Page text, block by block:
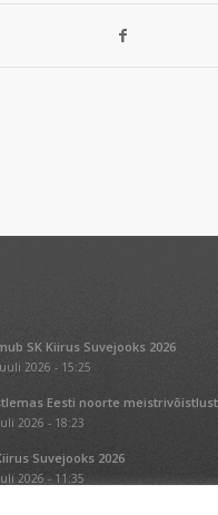
SK Kiirus Suvejooks 2026
2026 - 15:25
Eesti noorte
2026 - 18:23
Suvejooks 2026
2026 - 11:35